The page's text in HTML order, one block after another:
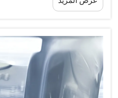
تعتمد هذه المستحلبات على
التفاعل...